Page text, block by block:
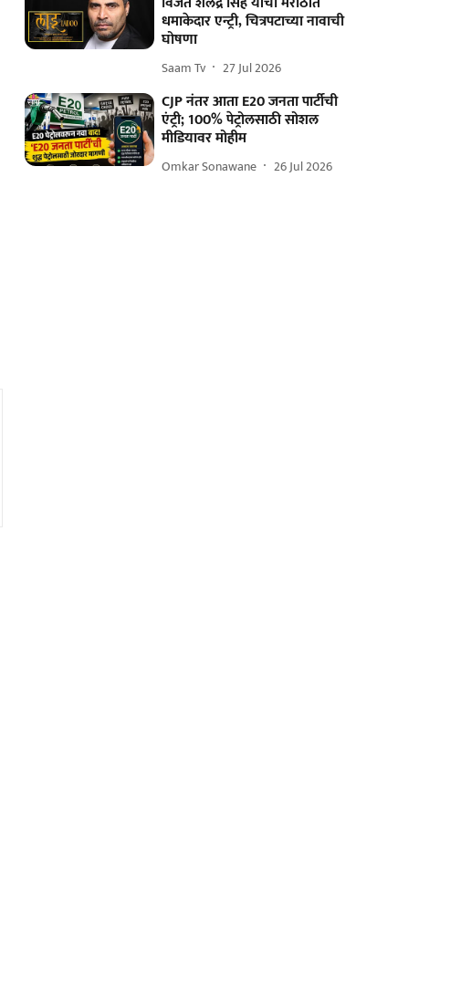
धमाकेदार एन्ट्री, चित्रपटाच्या नावाची
घोषणा
Saam Tv 27 Jul 2026
CJP नंतर आता E20 जनता पार्टीची
एंट्री; 100% पेट्रोलसाठी सोशल
मीडियावर मोहीम
Omkar Sonawane 26 Jul 2026